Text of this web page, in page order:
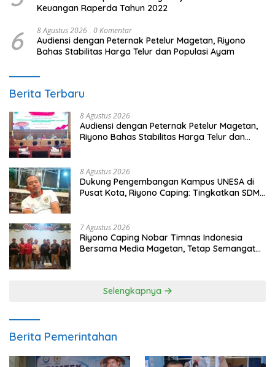
Keuangan Raperda Tahun 2022
6 8 Agustus 2026 0 Komentar
Audiensi dengan Peternak Petelur Magetan, Riyono
Bahas Stabilitas Harga Telur dan Populasi Ayam
Berita Terbaru
8 Agustus 2026
Audiensi dengan Peternak Petelur Magetan,
Riyono Bahas Stabilitas Harga Telur dan
8 Agustus 2026
Dukung Pengembangan Kampus UNESA di
Pusat Kota, Riyono Caping: Tingkatkan SDM
7 Agustus 2026
Riyono Caping Nobar Timnas Indonesia
Bersama Media Magetan, Tetap Semangat
Selengkapnya
Berita Pemerintahan